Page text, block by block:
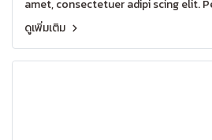
amet, consectetuer adipi scing elit.
ดูเพิ่มเติม